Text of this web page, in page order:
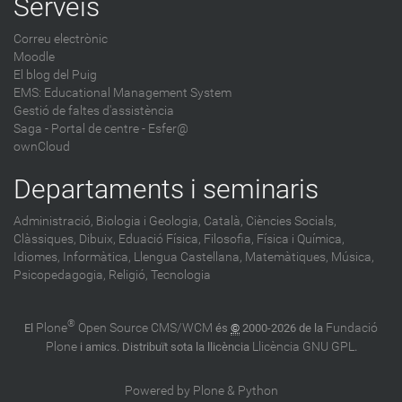
Serveis
Correu electrònic
Moodle
El blog del Puig
EMS: Educational Management System
Gestió de faltes d'assistència
Saga - Portal de centre - Esfer@
ownCloud
Departaments i seminaris
Administració, Biologia i Geologia, Català, Ciències Socials,
Clàssiques, Dibuix, Eduació Física, Filosofia, Física i Química,
Idiomes, Informàtica, Llengua Castellana, Matemàtiques, Música,
Psicopedagogia, Religió, Tecnologia
El Plone® Open Source CMS/WCM és © 2000-2026 de la Fundació
Plonei amics. Distribuït sota la llicència Llicència GNU GPL.
Powered by Plone & Python